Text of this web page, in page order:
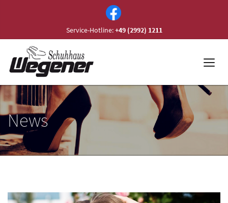
Service-Hotline:+49 (2992) 1211
News